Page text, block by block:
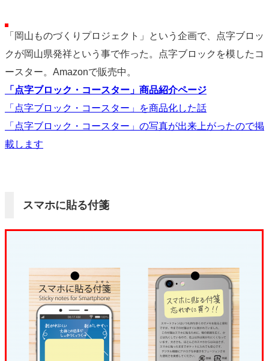
「岡山ものづくりプロジェクト」という企画で、点字ブロッ
クが岡山県発祥という事で作った。点字ブロックを模したコ
ースター。Amazonで販売中。
「点字ブロック・コースター」商品紹介ページ
「点字ブロック・コースター」を商品化した話
「点字ブロック・コースター」の写真が出来上がったので掲
載します
スマホに貼る付箋